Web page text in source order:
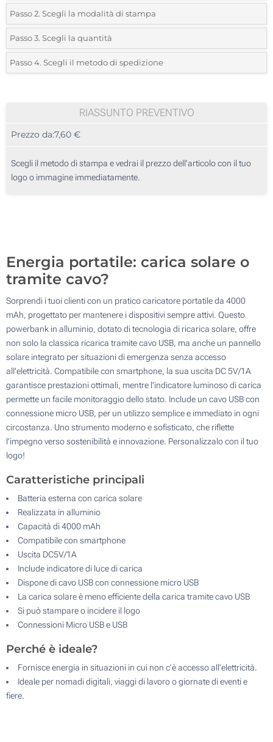
Passo 2. Scegli la modalità di stampa
*Seleziona la posizione di stampa e il colore del vostro logo:
1 Colore (In alto)
Stampa digitale (In alto)
Passo 3. Scegli la quantità
*Quantità desiderata:
10
25
50
Passo 4. Scegli il metodo di spedizione
RIASSUNTO PREVENTIVO
Prezzo da:7,60 €
Scegli il metodo di stampa e vedrai il prezzo dell'articolo con il tuo
logo o immagine immediatamente.
Energia portatile: carica solare o
tramite cavo?
Sorprendi i tuoi clienti con un pratico caricatore portatile da 4000
mAh, progettato per mantenere i dispositivi sempre attivi. Questo
powerbank in alluminio, dotato di tecnologia di ricarica solare, offre
non solo la classica ricarica tramite cavo USB, ma anche un pannello
solare integrato per situazioni di emergenza senza accesso
all’elettricità. Compatibile con smartphone, la sua uscita DC 5V/1A
garantisce prestazioni ottimali, mentre l’indicatore luminoso di carica
permette un facile monitoraggio dello stato. Include un cavo USB con
connessione micro USB, per un utilizzo semplice e immediato in ogni
circostanza. Uno strumento moderno e sofisticato, che riflette
l’impegno verso sostenibilità e innovazione. Personalizzalo con il tuo
logo!
Caratteristiche principali
Batteria esterna con carica solare
Realizzata in alluminio
Capacità di 4000 mAh
Compatibile con smartphone
Uscita DC5V/1A
Include indicatore di luce di carica
Dispone di cavo USB con connessione micro USB
La carica solare è meno efficiente della carica tramite cavo USB
Si può stampare o incidere il logo
Connessioni Micro USB e USB
Perché è ideale?
Fornisce energia in situazioni in cui non c'è accesso all'elettricità.
Ideale per nomadi digitali, viaggi di lavoro o giornate di eventi e
fiere.